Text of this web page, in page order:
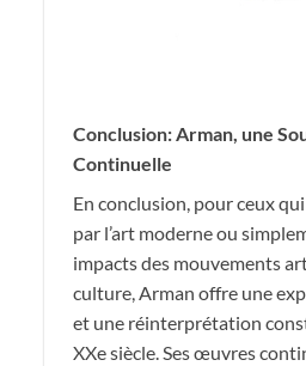
Conclusion: Arman, une
Continuelle
En conclusion, pour ceux
par l’art moderne ou
impacts des mouvements
culture, Arman offre une
et une réinterprétation
XXe siècle. Ses œuvres